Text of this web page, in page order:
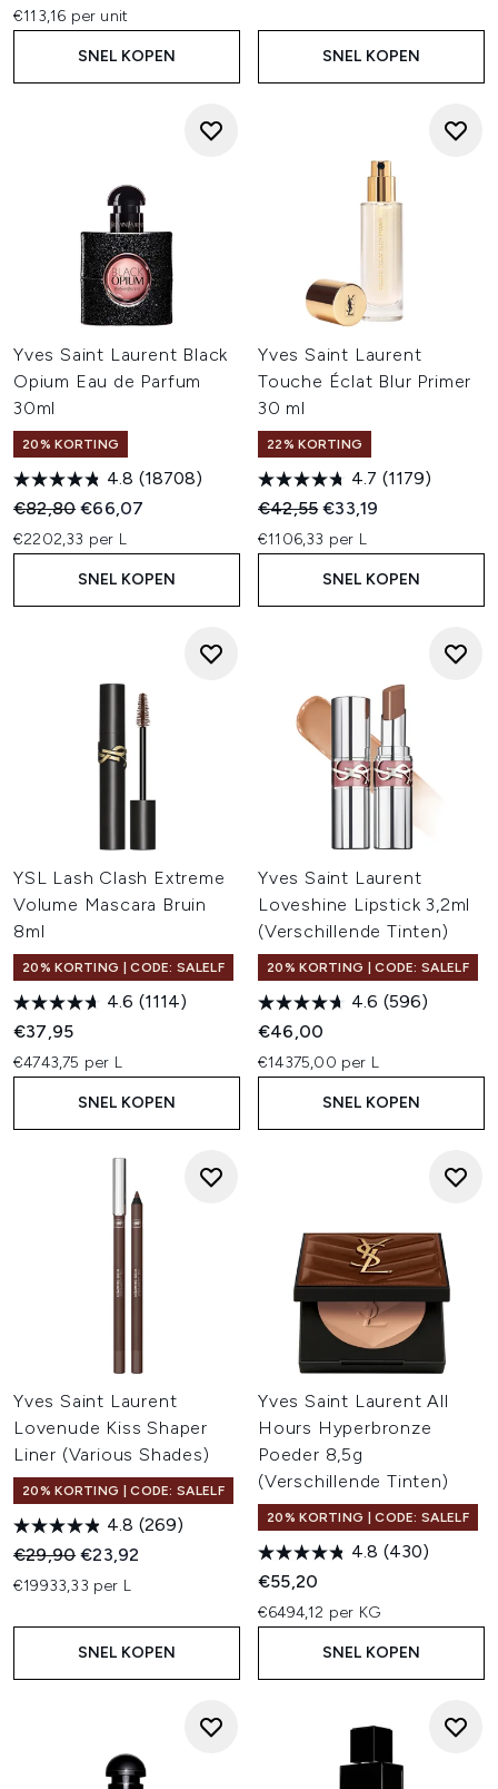
€113,16 per unit
SNEL KOPEN SNEL KOPEN
Yves Saint Laurent Black
Opium Eau de Parfum
30ml
20% KORTING
4.8 (18708)
Recommended Retail Price:
€82,80Huidige prijs:
€66,07
€2202,33 per L
SNEL KOPEN
Yves Saint Laurent
Touche Éclat Blur Primer
30 ml
22% KORTING
4.7 (1179)
Recommended Retail Price:
€42,55Huidige prijs:
€33,19
€1106,33 per L
SNEL KOPEN
YSL Lash Clash Extreme
Volume Mascara Bruin
8ml
20% KORTING | CODE: SALELF
4.6 (1114)
€37,95
€4743,75 per L
SNEL KOPEN
Yves Saint Laurent
Loveshine Lipstick 3,2ml
(Verschillende Tinten)
20% KORTING | CODE: SALELF
4.6 (596)
€46,00
€14375,00 per L
SNEL KOPEN
Yves Saint Laurent
Lovenude Kiss Shaper
Liner (Various Shades)
20% KORTING | CODE: SALELF
4.8 (269)
Recommended Retail Price:
€29,90Huidige prijs:
€23,92
€19933,33 per L
SNEL KOPEN
Yves Saint Laurent All
Hours Hyperbronze
Poeder 8,5g
(Verschillende Tinten)
20% KORTING | CODE: SALELF
4.8 (430)
€55,20
€6494,12 per KG
SNEL KOPEN